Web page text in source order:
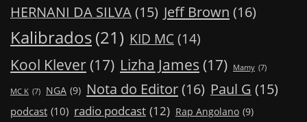
HERNANI DA SILVA(15) Jeff Brown (16)
Kalibrados(21) KID MC (14)
Kool Klever (17) Lizha James (17) Mamy (7)
MC K (7) NGA (9) Nota do Editor(16) Paul G (15)
podcast (10) radio podcast (12) Rap Angolano (9)